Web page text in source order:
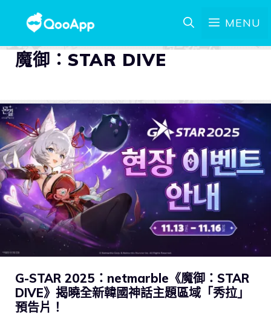
MENU
魔御：STAR DIVE
G-STAR 2025：netmarble《魔御：STAR
DIVE》揭曉全新韓國神話主題區域「秀拉」
預告片！